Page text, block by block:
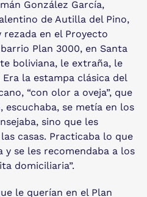
González García,
de Autilla del Pino,
en el Proyecto
Plan 3000, en Santa
boliviana, le extraña, le
la estampa clásica del
“con olor a oveja”, que
escuchaba, se metía en los
sino que les
casas. Practicaba lo que
y se les recomendaba a los
domiciliaria”.
le querían en el Plan